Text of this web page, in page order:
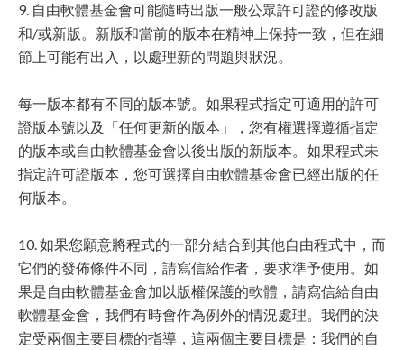
9. 自由軟體基金會可能隨時出版一般公眾許可證的修改版
和/或新版。新版和當前的版本在精神上保持一致，但在細
節上可能有出入，以處理新的問題與狀況。
每一版本都有不同的版本號。如果程式指定可適用的許可
證版本號以及「任何更新的版本」，您有權選擇遵循指定
的版本或自由軟體基金會以後出版的新版本。如果程式未
指定許可證版本，您可選擇自由軟體基金會已經出版的任
何版本。
10. 如果您願意將程式的一部分結合到其他自由程式中，而
它們的發佈條件不同，請寫信給作者，要求準予使用。如
果是自由軟體基金會加以版權保護的軟體，請寫信給自由
軟體基金會，我們有時會作為例外的情況處理。我們的決
定受兩個主要目標的指導，這兩個主要目標是：我們的自